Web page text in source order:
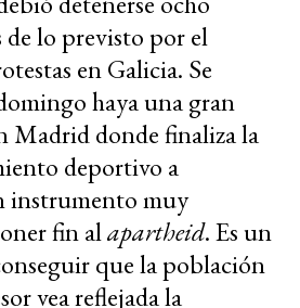
lo previsto por el
en Galicia. Se
haya una gran
Madrid donde finaliza la
deportivo a
instrumento muy
fin alapartheid. Es un
que la población
vea reflejada la